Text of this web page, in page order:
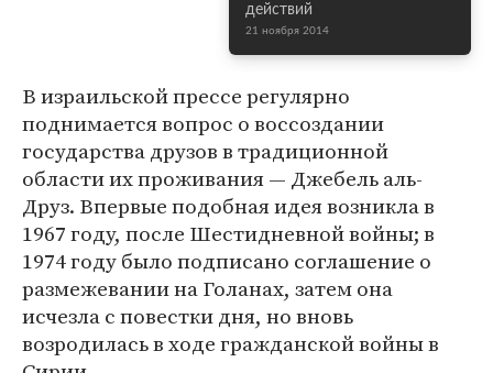
действий
21 ноября 2014
В израильской прессе регулярно
поднимается вопрос о воссоздании
государства друзов в традиционной
области их проживания — Джебель аль-
Друз. Впервые подобная идея возникла в
1967 году, после Шестидневной войны; в
1974 году было подписано соглашение о
размежевании на Голанах, затем она
исчезла с повестки дня, но вновь
возродилась в ходе гражданской войны в